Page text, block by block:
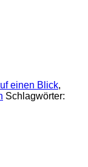
einen Blick,
Schlagwörter: